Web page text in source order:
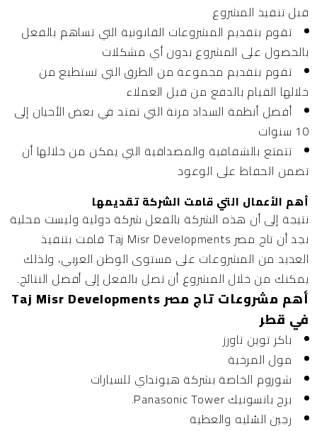
قبل تنفيذ المشروع
تقوم بتقديم المشروعات القانونية التي تساهم بالفعل
بالحصول على المشروع بدون أي مشكلات
تقوم بتقديم مجموعة من الطرق التي تستطيع من
خلالها القيام بالدفع من قبل العملاء
أفضل أنظمة السداد مرنة التي تمتد في بعض الأحيان إلى
10 سنوات
تتمتع بالشفافية والمصداقية التي يمكن من خلالها أن
تضمن الحفاظ على الوعود
أهم الأعمال التي قامت الشركة تقديمها
نتيجة إلى أن هذه الشركة بالفعل شركة دولية وليست محلية
نجد أن تاج مصر Taj Misr Developments قامت بتنفيذ
العديد من المشروعات على مستوى الوطن العربي، ولذلك
يمكنك من خلال المشروع أن تصل بالفعل إلى أفضل النتائج.
أهم مشروعات تاج مصر Taj Misr Developments
في قطر
باكر توين تاورز
مول المرخية
شوروم الخاصة بشركة هيونداي للسيارات
برج بانسونيك Panasonic Tower.
رجين السُليه والعطية